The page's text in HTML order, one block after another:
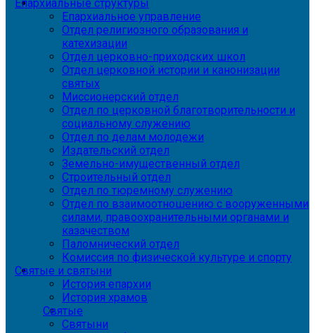
Епархиальные структуры
Епархиальное управление
Отдел религиозного образования и
катехизации
Отдел церковно-приходских школ
Отдел церковной истории и канонизации
святых
Миссионерский отдел
Отдел по церковной благотворительности и
социальному служению
Отдел по делам молодежи
Издательский отдел
Земельно-имущественный отдел
Строительный отдел
Отдел по тюремному служению
Отдел по взаимоотношению с вооруженными
силами, правоохранительными органами и
казачеством
Паломнический отдел
Комиссия по физической культуре и спорту
Святые и святыни
История епархии
История храмов
Святые
Святыни